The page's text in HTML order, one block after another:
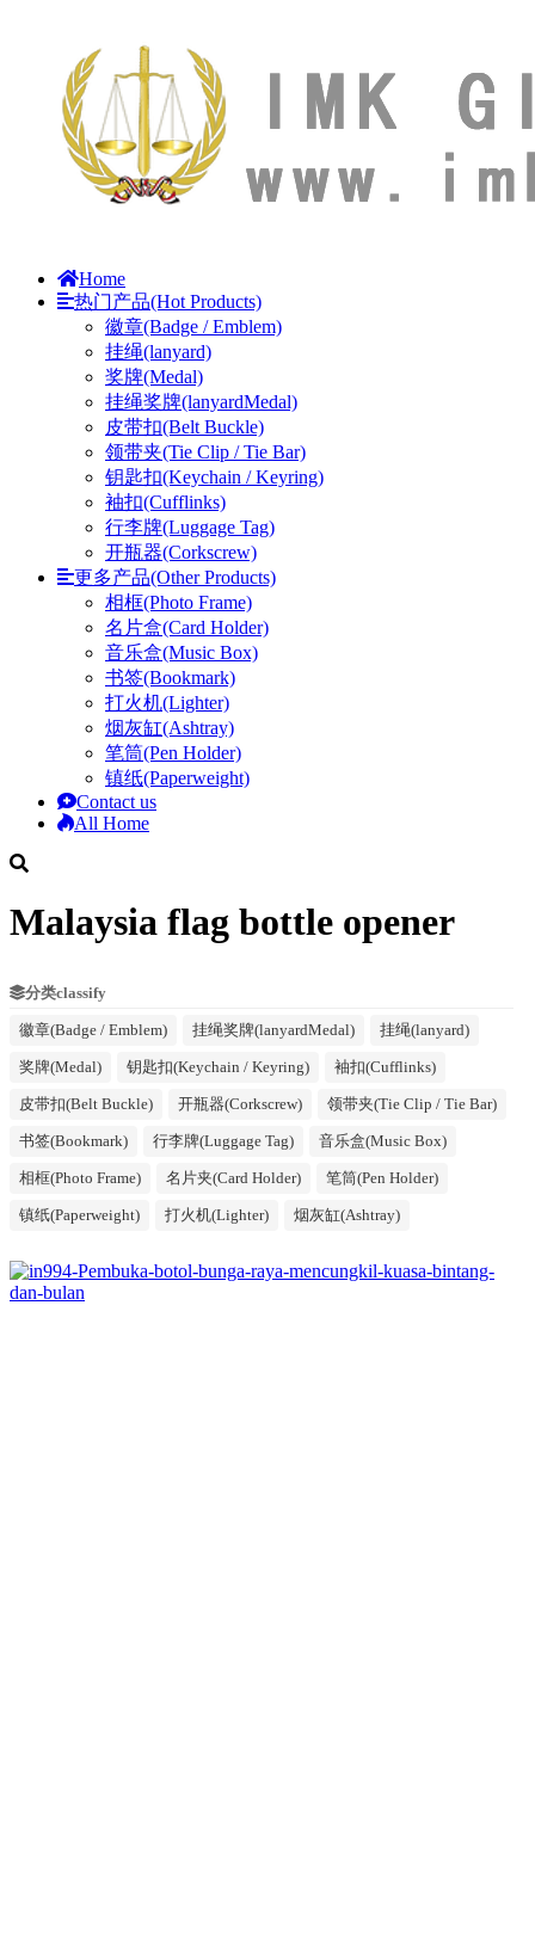
Home
热门产品(Hot Products)
徽章(Badge / Emblem)
挂绳(lanyard)
奖牌(Medal)
挂绳奖牌(lanyardMedal)
皮带扣(Belt Buckle)
领带夹(Tie Clip / Tie Bar)
钥匙扣(Keychain / Keyring)
袖扣(Cufflinks)
行李牌(Luggage Tag)
开瓶器(Corkscrew)
更多产品(Other Products)
相框(Photo Frame)
名片盒(Card Holder)
音乐盒(Music Box)
书签(Bookmark)
打火机(Lighter)
烟灰缸(Ashtray)
笔筒(Pen Holder)
镇纸(Paperweight)
Contact us
All Home
Malaysia flag bottle opener
分类classify
徽章(Badge / Emblem) 挂绳奖牌(lanyardMedal) 挂绳(lanyard)
奖牌(Medal) 钥匙扣(Keychain / Keyring) 袖扣(Cufflinks)
皮带扣(Belt Buckle) 开瓶器(Corkscrew) 领带夹(Tie Clip / Tie Bar)
书签(Bookmark) 行李牌(Luggage Tag) 音乐盒(Music Box)
相框(Photo Frame) 名片夹(Card Holder) 笔筒(Pen Holder)
镇纸(Paperweight) 打火机(Lighter) 烟灰缸(Ashtray)